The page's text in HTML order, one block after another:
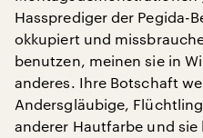
Hassprediger der Pegida-
okkupiert und
benutzen, meinen sie in
anderes. Ihre Botschaft
Andersgläubige,
anderer Hautfarbe und sie